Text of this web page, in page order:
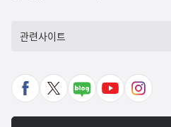
관련사이트
페
X
네
유
인